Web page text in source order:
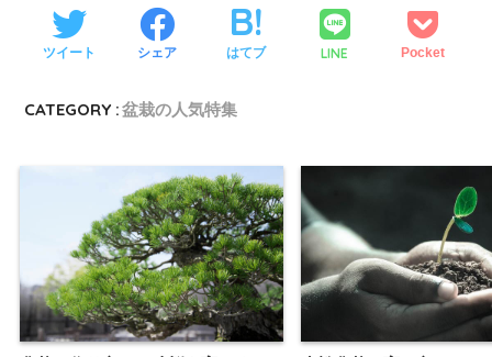
b
o
k
ツイート シェア はてブ LINE Pocket
CATEGORY :盆栽の人気特集